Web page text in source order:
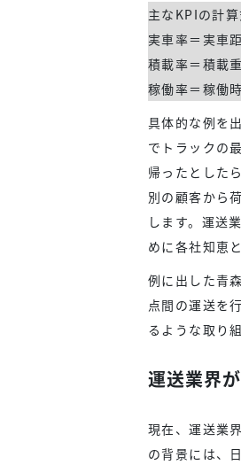
主なKPIの計
実車率＝実車
積載率＝積載
稼働率＝稼働
具体的な例を
でトラックの
帰ったとした
別の顧客から
します。運送
めに各社知恵
例に出した青
点間の運送を
るような取り
運送業界
現在、運送業
の背景には、